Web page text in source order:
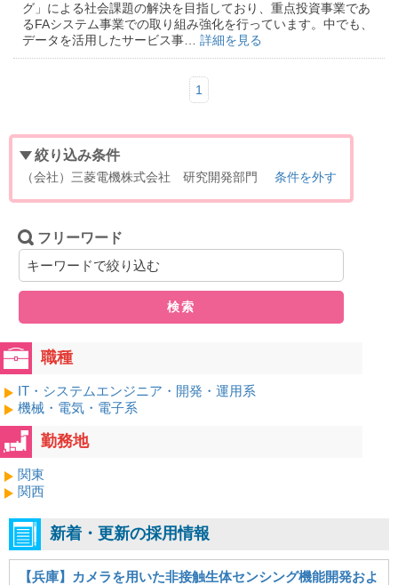
グ」による社会課題の解決を目指しており、重点投資事業であ
るFAシステム事業での取り組み強化を行っています。中でも、
データを活用したサービス事… 詳細を見る
1
絞り込み条件
（会社）三菱電機株式会社 研究開発部門 条件を外す
フリーワード
検索
職種
IT・システムエンジニア・開発・運用系
機械・電気・電子系
勤務地
関東
関西
新着・更新の採用情報
【兵庫】カメラを用いた非接触生体センシング機能開発およ